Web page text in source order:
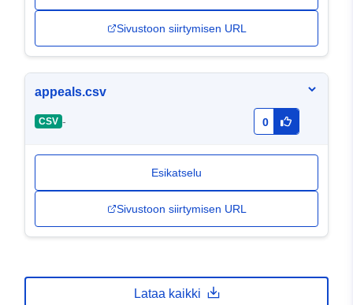
Sivustoon siirtymisen URL
appeals.csv
CSV - 0
Esikatselu
Sivustoon siirtymisen URL
Lataa kaikki